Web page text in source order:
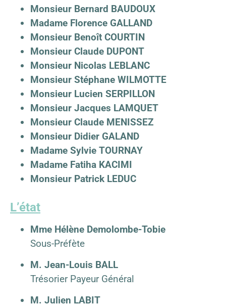
Monsieur Bernard BAUDOUX
Madame Florence GALLAND
Monsieur Benoît COURTIN
Monsieur Claude DUPONT
Monsieur Nicolas LEBLANC
Monsieur Stéphane WILMOTTE
Monsieur Lucien SERPILLON
Monsieur Jacques LAMQUET
Monsieur Claude MENISSEZ
Monsieur Didier GALAND
Madame Sylvie TOURNAY
Madame Fatiha KACIMI
Monsieur Patrick LEDUC
L’état
Mme Hélène Demolombe-Tobie
Sous-Préfète
M. Jean-Louis BALL
Trésorier Payeur Général
M. Julien LABIT